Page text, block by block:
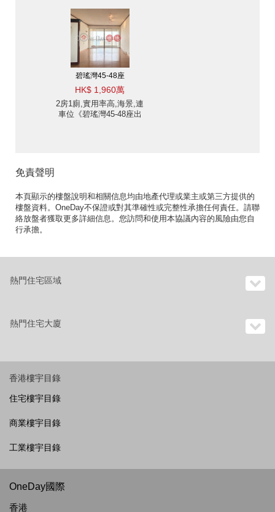
碧瑤灣45-48座
HK$ 1,960萬
2房1廁,實用率高,海景,連
車位《碧瑤灣45-48座出
免責聲明
本頁顯示的樓盤說明和相關信息均由地產代理或業主或第三方提供的
樓盤資料。OneDay不保證或對其準確性或完整性承擔任何責任。請聯
絡放盤者獲取更多詳細信息。您訪問和使用本協議內容的風險由您自
行承擔。
熱門住宅區域
熱門住宅大廈
香港樓宇目錄
住宅樓宇目錄
商業樓宇目錄
工業樓宇目錄
OneDay國際
香港